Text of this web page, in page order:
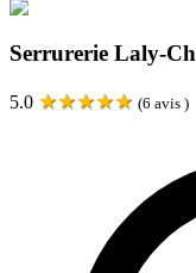
Serrurerie Laly-
5.0 ★★★★★ (6 avis )